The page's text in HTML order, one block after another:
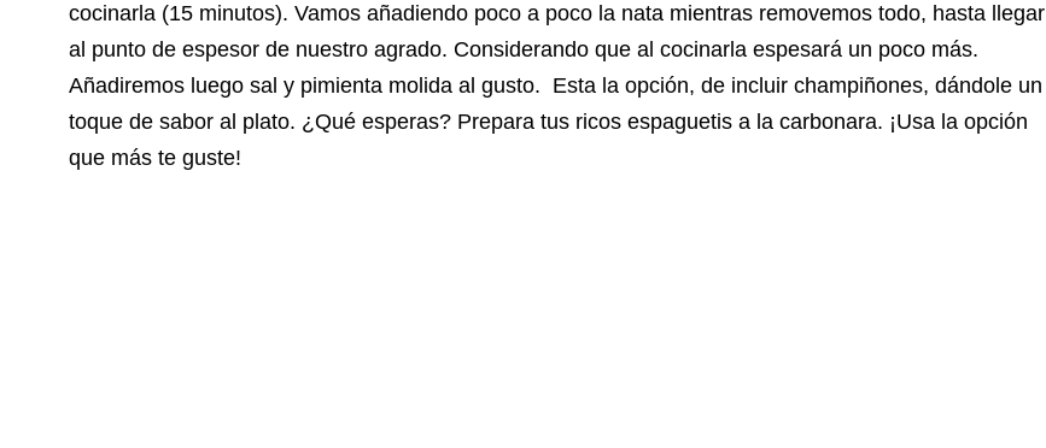
cocinarla (15 minutos). Vamos añadiendo poco a poco la nata mientras removemos todo, hasta llegar
al punto de espesor de nuestro agrado. Considerando que al cocinarla espesará un poco más.
Añadiremos luego sal y pimienta molida al gusto. Esta la opción, de incluir champiñones, dándole un
toque de sabor al plato. ¿Qué esperas? Prepara tus ricos espaguetis a la carbonara. ¡Usa la opción
que más te guste!